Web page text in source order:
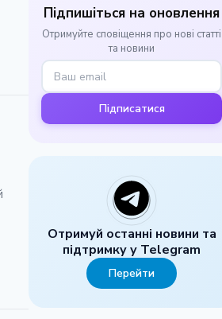
Підпишіться на оновлення
Отримуйте сповіщення про нові статті
та новини
Підписатися
Отримуй останні новини та
підтримку у Telegram
Перейти